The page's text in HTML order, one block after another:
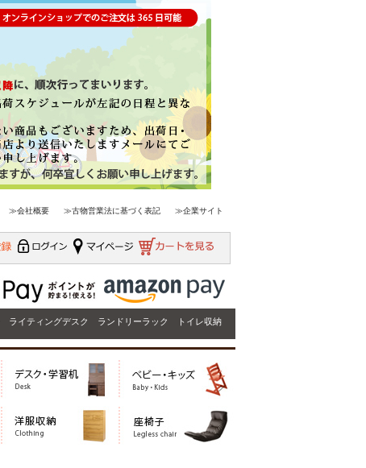
≫会社概要 ≫古物営業法に基づく表記 ≫企業サイト
ライティングデスク ランドリーラック トイレ収納